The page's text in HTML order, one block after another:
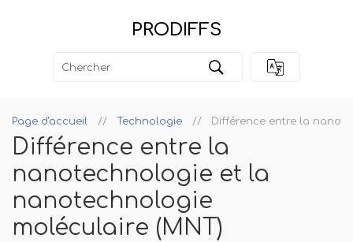
PRODIFFS
Page d'accueil Technologie Différence entre la
Différence entre la
nanotechnologie et la
nanotechnologie
moléculaire (MNT)